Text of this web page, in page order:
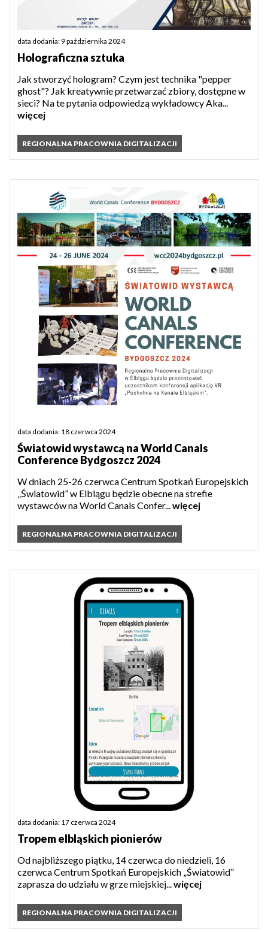
data dodania: 9 października 2024
Holograficzna sztuka
Jak stworzyć hologram? Czym jest technika "pepper
ghost"? Jak kreatywnie przetwarzać zbiory, dostępne w
sieci? Na te pytania odpowiedzą wykładowcy Aka...
więcej
REGIONALNA PRACOWNIA DIGITALIZACJI
data dodania: 18 czerwca 2024
Światowid wystawcą na World Canals
Conference Bydgoszcz 2024
W dniach 25-26 czerwca Centrum Spotkań Europejskich
„Światowid” w Elblągu będzie obecne na strefie
wystawców na World Canals Confer...więcej
REGIONALNA PRACOWNIA DIGITALIZACJI
data dodania: 17 czerwca 2024
Tropem elbląskich pionierów
Od najbliższego piątku, 14 czerwca do niedzieli, 16
czerwca Centrum Spotkań Europejskich „Światowid”
zaprasza do udziału w grze miejskiej...więcej
REGIONALNA PRACOWNIA DIGITALIZACJI